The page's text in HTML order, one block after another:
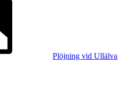
Plöjning vid Ullälva